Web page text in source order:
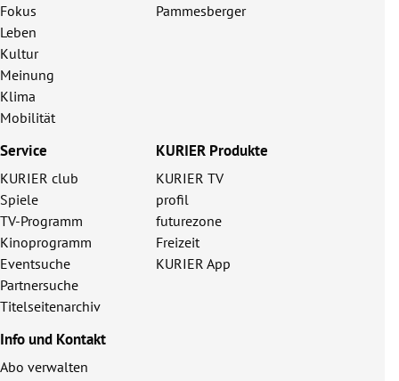
Fokus
Leben
Kultur
Meinung
Klima
Mobilität
Pammesberger
Service
KURIER club
Spiele
TV-Programm
Kinoprogramm
Eventsuche
Partnersuche
Titelseitenarchiv
KURIER Produkte
KURIER TV
profil
futurezone
Freizeit
KURIER App
Info und Kontakt
Abo verwalten